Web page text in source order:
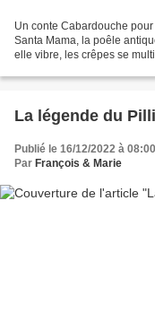
Un conte Cabardouche
Santa Mama, la poêle
elle vibre, les crêpes se
La légende du
Publié le 16/12/2022 à 08:00
Par François & Marie